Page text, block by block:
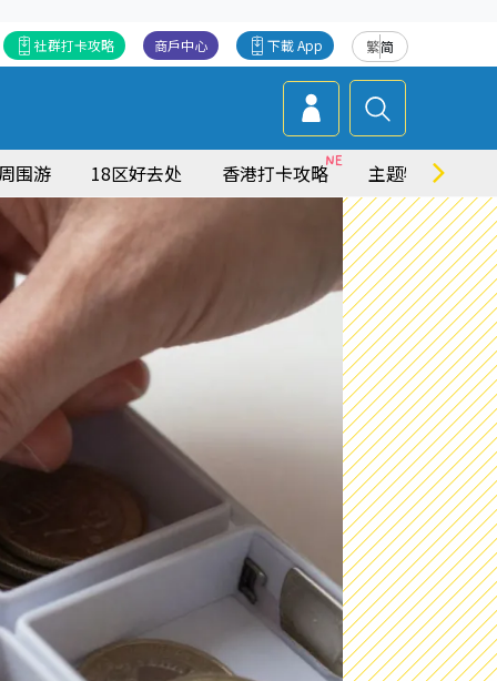
繁简
下載 App
商戶中心
社群打卡攻略
围游 18区好去处 香港打卡攻略 主题特集